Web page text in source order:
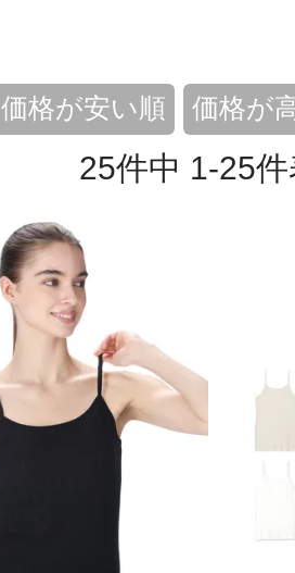
価格が安い順 価格が
25件中 1-25